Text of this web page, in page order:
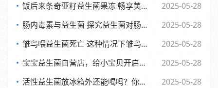
饭后来条奇亚籽益生菌果冻 畅享美味与健康的小确幸
2025-05-28
肠内毒素与益生菌 探究益生菌对肠内毒素的作用及功效
2025-05-28
雏鸟喂益生菌死亡 这种情况下雏鸟还能否食用
2025-05-28
宝宝益生菌自营店，给小宝贝开启肠道新世界，舒适快乐每一天
2025-05-28
活性益生菌放冰箱外还能喝吗？你可能不知道的
2025-05-28